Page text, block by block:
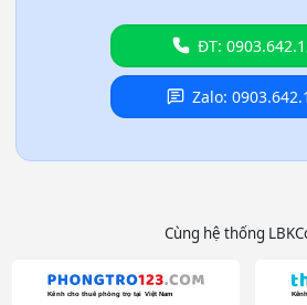
ĐT:
Zalo:
Cùng hệ thống